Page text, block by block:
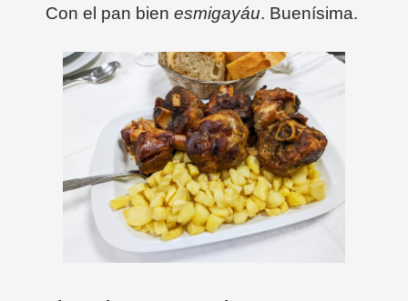
Con el pan bien esmigayáu. Buenísima.